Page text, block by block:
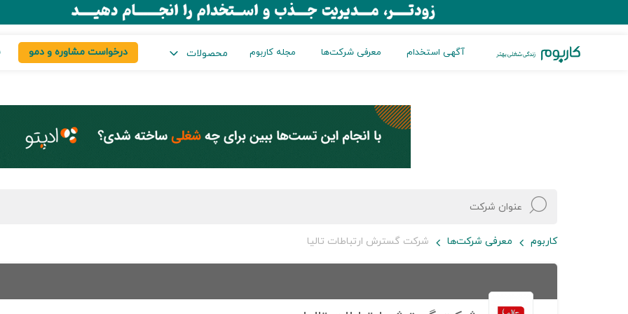
آگهی استخدام معرفی شرکت‌ها مجله کاربوم محصولات درخواست مشاوره و دمو
کاربوم معرفی شرکت‌ها شرکت گسترش ارتباطات تالیا